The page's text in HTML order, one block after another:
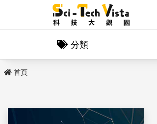
分類
首頁